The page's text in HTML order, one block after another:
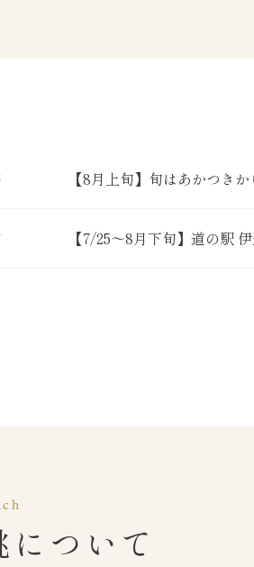
【8月上旬】旬はあかつき
【7/25～8月下旬】道の駅
ついて